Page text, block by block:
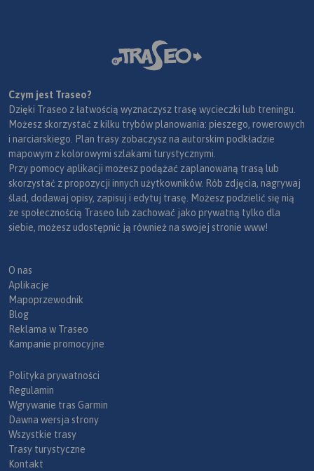
Czym jest Traseo?
Dzięki Traseo z łatwością wyznaczysz trasę wycieczki lub treningu.
Możesz skorzystać z kilku trybów planowania: pieszego, rowerowych
i narciarskiego. Plan trasy zobaczysz na autorskim podkładzie
mapowym z kolorowymi szlakami turystycznymi.
Przy pomocy aplikacji możesz podążać zaplanowaną trasą lub
skorzystać z propozycji innych użytkowników. Rób zdjęcia, nagrywaj
ślad, dodawaj opisy, zapisuj i edytuj trasę. Możesz podzielić się nią
ze społecznością Traseo lub zachować jako prywatną tylko dla
siebie, możesz udostępnić ją również na swojej stronie www!
O nas
Aplikacje
Mapoprzewodnik
Blog
Reklama w Traseo
Kampanie promocyjne
Polityka prywatności
Regulamin
Wgrywanie tras Garmin
Dawna wersja strony
Wszystkie trasy
Trasy turystyczne
Kontakt